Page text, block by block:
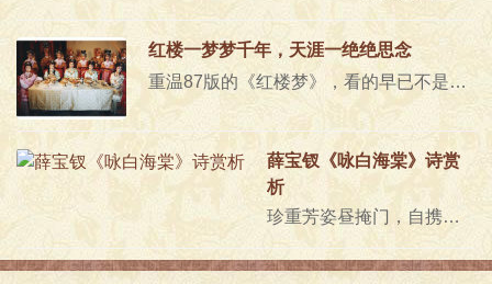
红楼一梦梦千年，天涯一绝绝思念
重温87版的《红楼梦》，看的早已不是那些剧情，听的早已不是那些曲调，而是那个时候看《红楼梦》的自己。《红楼梦》引子87版《红..
薛宝钗《咏白海棠》诗赏
析
珍重芳姿昼掩门，自携手瓮灌苔盆。胭脂洗出秋阶影，冰雪招来露砌魂。淡极始知花更艳，愁多焉得玉无痕。欲偿白帝宜清洁，不语婷婷..